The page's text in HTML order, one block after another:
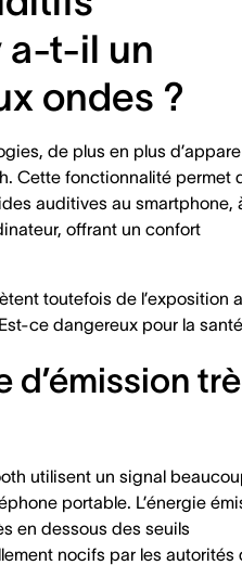
a-t-il un
ondes ?
de plus en plus
Cette fonctionnalité permet
auditives au smartphone,
offrant un confort
toutefois de l’exposition
ce dangereux pour la
d’émission
utilisent un signal
portable. L’énergie
en dessous des seuils
nocifs par les autorités